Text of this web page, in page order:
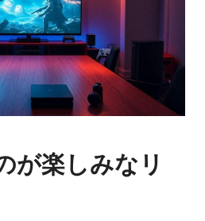
が楽しみなリ